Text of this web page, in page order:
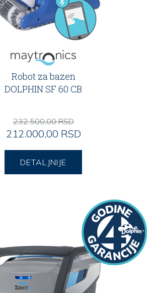
Robot za bazen
DOLPHIN SF 60 CB
232.500,00 RSD
212.000,00 RSD
DETALJNIJE